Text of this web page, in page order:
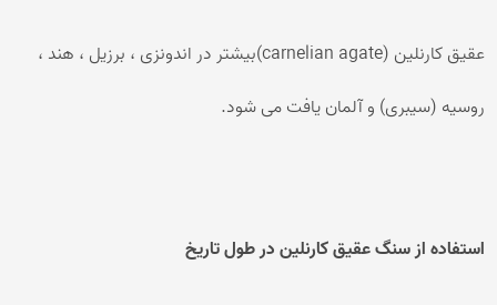
عقیق کارنلین (carnelian agate)بیشتر در اندونزی ، برزیل ، هند ،
روسیه (سیبری) و آلمان یافت می شود.
استفاده از سنگ عقیق کارنلین در طول تاریخ